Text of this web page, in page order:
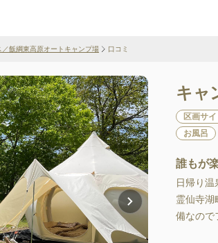
／飯綱東高原オートキャンプ場 口コミ
キャ
区画サイ
お風呂
誰もが
日帰り温
霊仙寺湖
備なので